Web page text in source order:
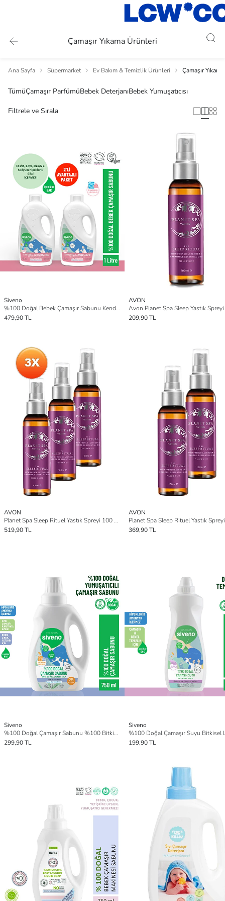
Çamaşır Yıkama Ürünleri
Ana Sayfa Süpermarket Ev Bakım & Temizlik Ürünleri Çamaşır
TümüÇamaşır ParfümüBebek DeterjanıBebek Yumuşatıcısı
Filtrele ve Sırala
Siveno
%100 Doğal Bebek Çamaşır Sabunu Kendinden Yumuşatıcılı Bitkisel Deterjan Vegan 1000 ml X2 Adet
479,90 TL
AVON
209,90 TL
AVON
Planet Spa Sleep Rituel Yastık Spreyi 100 Ml. Üçlü Set
519,90 TL
AVON
369,90 TL
Siveno
%100 Doğal Çamaşır Sabunu %100 Bitkisel Deterjan Kendinden Yumuşatıcılı Konsantre Vegan 750 ml
299,90 TL
Siveno
199,90 TL